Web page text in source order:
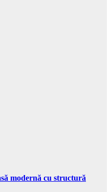
modernă cu structură